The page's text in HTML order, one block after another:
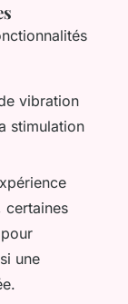
vibration
stimulation
certaines
une